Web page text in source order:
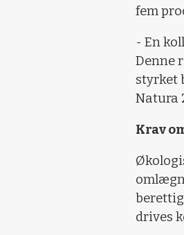
fem
- En
Denne
styrket
Natura
Krav
drives